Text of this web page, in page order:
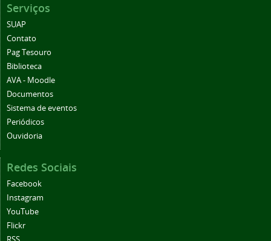
Serviços
SUAP
Contato
Pag Tesouro
Biblioteca
AVA - Moodle
Documentos
Sistema de eventos
Periódicos
Ouvidoria
Redes Sociais
Facebook
Instagram
YouTube
Flickr